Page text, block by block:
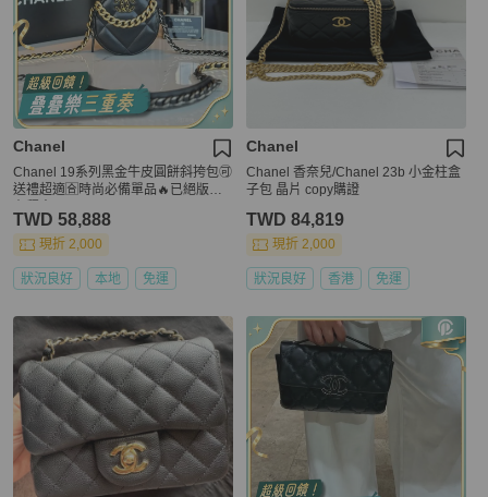
Chanel
Chanel 19系列黑金牛皮圓餅斜挎包🉑
送禮超適🈴時尚必備單品🔥已絕版稀
TWD 58,888
現折 2,000
狀況良好 本地 免運
Chanel
Chanel 香奈兒/Chanel 23b 小金柱盒
子包 晶片 copy購證
TWD 84,819
現折 2,000
狀況良好 香港 免運